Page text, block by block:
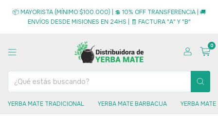
📦 MAYORISTA (MÍNIMO $100.000) | 💲 10% OFF TRANSFERENCIA | 🚚
ENVÍOS DESDE MISIONES EN 24HS | 🧾 FACTURA "A" Y "B"
0
YERBA MATE TRADICIONAL YERBA MATE BARBACUA YERBA